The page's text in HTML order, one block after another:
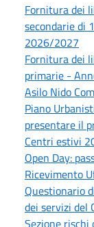
Fornitura dei
secondarie di
2026/2027
Fornitura dei
primarie -
Asilo Nido
Piano
presentare il
Centri estivi
Open Day:
Ricevimento
Questionario
dei servizi del
Sezione